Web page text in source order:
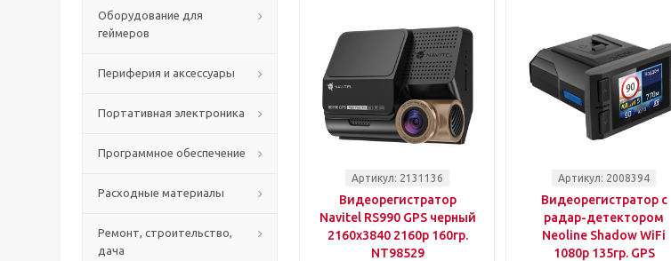
Оборудование для
геймеров
Периферия и аксессуары
Портативная электроника
Программное обеспечение
Расходные материалы
Ремонт, строительство,
дача
Артикул: 2131136
Видеорегистратор
Navitel RS990 GPS черный
2160x3840 2160p 160гр.
NT98529
Артикул: 2008394
Видеорегистратор с
радар-детектором
Neoline Shadow WiFi
1080p 135гр. GPS